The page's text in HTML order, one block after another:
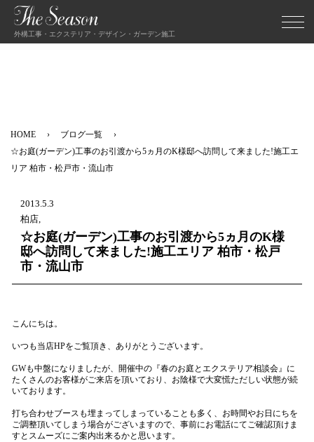
外構工事・エクステリア・デザイン・ガーデン施工
HOME
ブログ一覧
☆お庭(ガーデン)工事のお引渡から5ヵ月のK様邸へ訪問して来ました!施工エ
リア 柏市・松戸市・流山市
2013.5.3
柏店,
☆お庭(ガーデン)工事のお引渡から5ヵ月のK様
邸へ訪問して来ました!施工エリア 柏市・松戸
市・流山市
こんにちは。
いつも当店HPをご覧頂き、ありがとうございます。
GWも中盤になりましたが、開催中の『春のお庭とエクステリア相談会』に
たくさんのお客様がご来店を頂いており、お陰様で大変慌ただしい状態が続
いております。
打ち合わせブースも埋まってしまっていることも多く、お時間やお日にちを
ご調整頂いてしまう場合がございますので、事前にお電話にてご確認頂けま
すとスムーズにご案内出来るかと思います。